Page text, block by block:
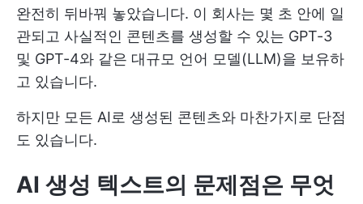
완전히 뒤바꿔 놓았습니다. 이 회사는 몇 초 안에 일
관되고 사실적인 콘텐츠를 생성할 수 있는 GPT-3
및 GPT-4와 같은 대규모 언어 모델(LLM)을 보유하
고 있습니다.
하지만 모든 AI로 생성된 콘텐츠와 마찬가지로 단점
도 있습니다.
AI 생성 텍스트의 문제점은 무엇